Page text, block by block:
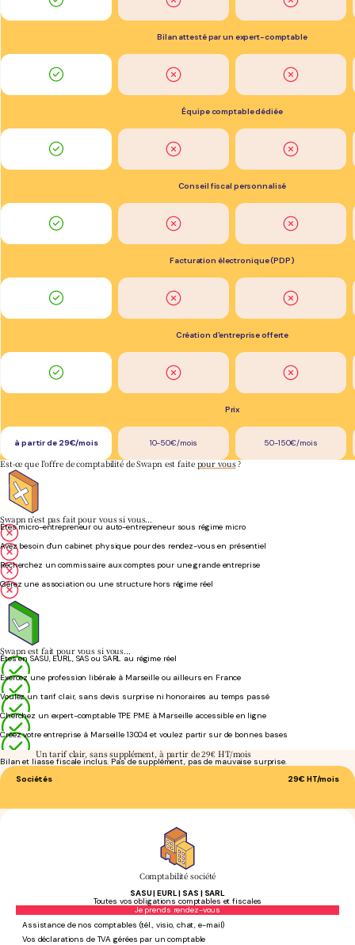
Bilan attesté par un expert-comptable
Équipe comptable dédiée
Conseil fiscal personnalisé
Facturation électronique (PDP)
Création d'entreprise offerte
Prix
à partir de 29€/mois 10-50€/mois 50-150€/mois
Est-ce que l'offre de comptabilité de Swapn est faitepour vous?
Swapn n'est pas fait pour vous si vous…
Êtes micro-entrepreneur ou auto-entrepreneur sous régime micro
Avez besoin d'un cabinet physique pour des rendez-vous en présentiel
Recherchez un commissaire aux comptes pour une grande entreprise
Gérez une association ou une structure hors régime réel
Swapn est fait pour vous si vous…
Êtes en SASU, EURL, SAS ou SARL au régime réel
Exercez une profession libérale à Marseille ou ailleurs en France
Voulez un tarif clair, sans devis surprise ni honoraires au temps passé
Cherchez un expert-comptable TPE PME à Marseille accessible en ligne
Créez votre entreprise à Marseille 13004 et voulez partir sur de bonnes bases
Un tarif clair, sans supplément, à partir de 29€ HT/mois
Bilan et liasse fiscale inclus. Pas de supplément, pas de mauvaise surprise.
Sociétés
29€ HT/mois
Comptabilité société
SASU | EURL | SAS | SARL
Toutes vos obligations comptables et fiscales
Je prends rendez-vous
Sans engagement
Assistance de nos comptables (tél., visio, chat, e-mail)
Vos déclarations de TVA gérées par un comptable